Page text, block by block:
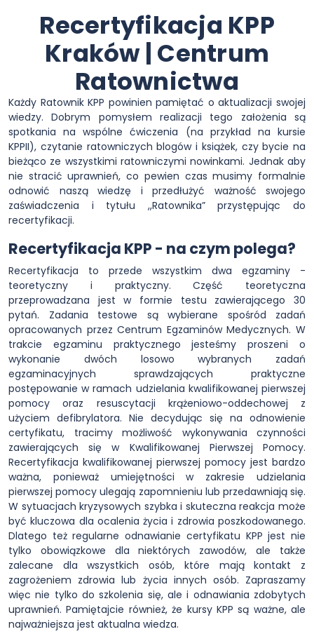
Recertyfikacja KPP
Kraków | Centrum
Ratownictwa
Każdy Ratownik KPP powinien pamiętać o aktualizacji swojej
wiedzy. Dobrym pomysłem realizacji tego założenia są
spotkania na wspólne ćwiczenia (na przykład na kursie
KPPII), czytanie ratowniczych blogów i książek, czy bycie na
bieżąco ze wszystkimi ratowniczymi nowinkami. Jednak aby
nie stracić uprawnień, co pewien czas musimy formalnie
odnowić naszą wiedzę i przedłużyć ważność swojego
zaświadczenia i tytułu ,,Ratownika” przystępując do
recertyfikacji.
Recertyfikacja KPP - na czym polega?
Recertyfikacja to przede wszystkim dwa egzaminy -
teoretyczny i praktyczny. Część teoretyczna
przeprowadzana jest w formie testu zawierającego 30
pytań. Zadania testowe są wybierane spośród zadań
opracowanych przez Centrum Egzaminów Medycznych. W
trakcie egzaminu praktycznego jesteśmy proszeni o
wykonanie dwóch losowo wybranych zadań
egzaminacyjnych sprawdzających praktyczne
postępowanie w ramach udzielania kwalifikowanej pierwszej
pomocy oraz resuscytacji krążeniowo-oddechowej z
użyciem defibrylatora. Nie decydując się na odnowienie
certyfikatu, tracimy możliwość wykonywania czynności
zawierających się w Kwalifikowanej Pierwszej Pomocy.
Recertyfikacja kwalifikowanej pierwszej pomocy jest bardzo
ważna, ponieważ umiejętności w zakresie udzielania
pierwszej pomocy ulegają zapomnieniu lub przedawniają się.
W sytuacjach kryzysowych szybka i skuteczna reakcja może
być kluczowa dla ocalenia życia i zdrowia poszkodowanego.
Dlatego też regularne odnawianie certyfikatu KPP jest nie
tylko obowiązkowe dla niektórych zawodów, ale także
zalecane dla wszystkich osób, które mają kontakt z
zagrożeniem zdrowia lub życia innych osób. Zapraszamy
więc nie tylko do szkolenia się, ale i odnawiania zdobytych
uprawnień. Pamiętajcie również, że kursy KPP są ważne, ale
najważniejsza jest aktualna wiedza.